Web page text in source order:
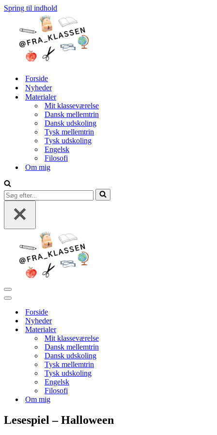
Spring til indhold
Forside
Nyheder
Materialer
Mit klasseværelse
Dansk mellemtrin
Dansk udskoling
Tysk mellemtrin
Tysk udskoling
Engelsk
Filosofi
Om mig
Søg
efter...
Navigation
menu
Navigation
Forside
Nyheder
Materialer
Mit klasseværelse
Dansk mellemtrin
Dansk udskoling
Tysk mellemtrin
Tysk udskoling
Engelsk
Filosofi
Om mig
Lesespiel – Halloween